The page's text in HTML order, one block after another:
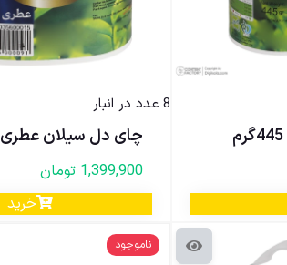
8 عدد در انبار
چای دل سیلان عطری 445گرم
1,399,900 تومان
خرید
ناموجود